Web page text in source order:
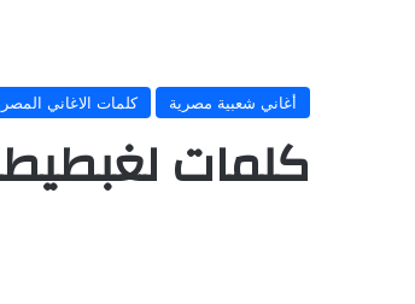
أغاني شعبية مصرية كلمات الاغاني
كلمات